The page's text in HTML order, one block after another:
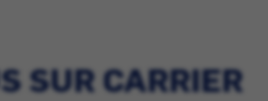
SUR CARRIER